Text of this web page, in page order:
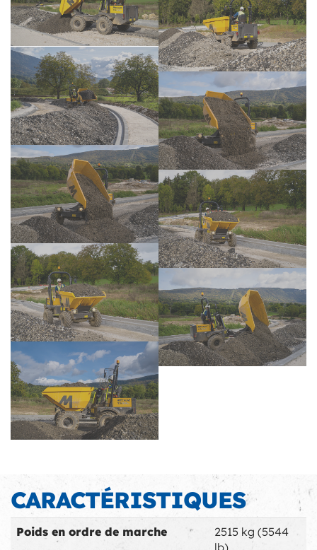
CARACTÉRISTIQUES
Poids en ordre de marche
2515 kg (5544
lb)